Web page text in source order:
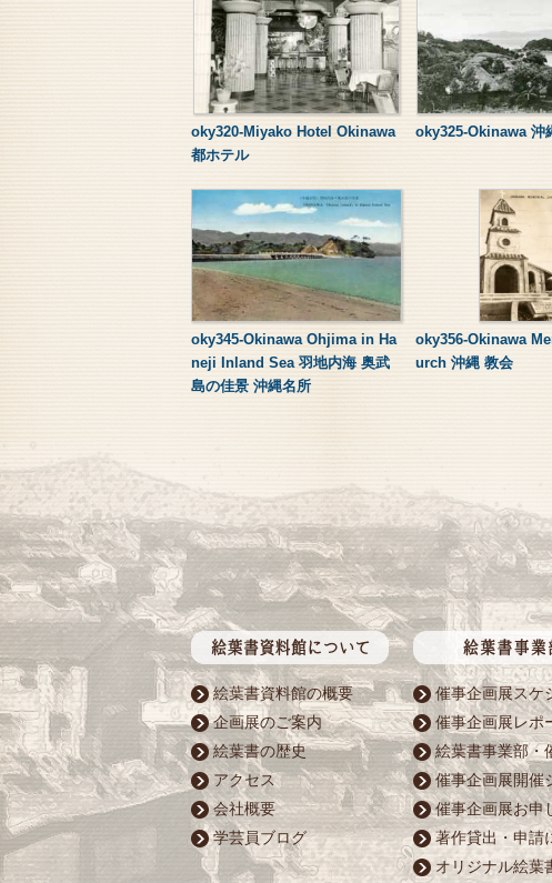
oky320-Miyako Hotel Okinawa
都ホテル
oky325-Okinawa 沖
oky345-Okinawa Ohjima in Ha
neji Inland Sea 羽地内海 奥武
島の佳景 沖縄名所
oky356-Okinawa
urch 沖縄 教会
絵葉書資料館の概要
企画展のご案内
絵葉書の歴史
アクセス
会社概要
学芸員ブログ
催事企画展スケ
催事企画展レポ
絵葉書事業部・
催事企画展開催
催事企画展お申
著作貸出・申請
オリジナル絵葉